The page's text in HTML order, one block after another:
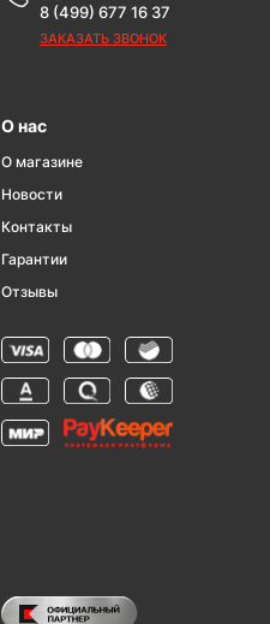
8 (499) 677 16 37
ЗАКАЗАТЬ ЗВОНОК
О нас
О магазине
Новости
Контакты
Гарантии
Отзывы